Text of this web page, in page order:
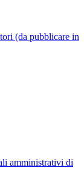
(da pubblicare in
amministrativi di